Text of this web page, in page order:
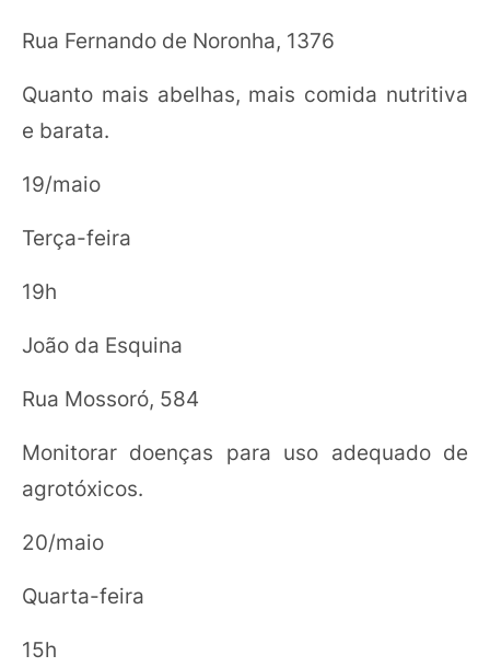
Rua Fernando de Noronha, 1376
Quanto mais abelhas, mais comida nutritiva
e barata.
19/maio
Terça-feira
19h
João da Esquina
Rua Mossoró, 584
Monitorar doenças para uso adequado de
agrotóxicos.
20/maio
Quarta-feira
15h